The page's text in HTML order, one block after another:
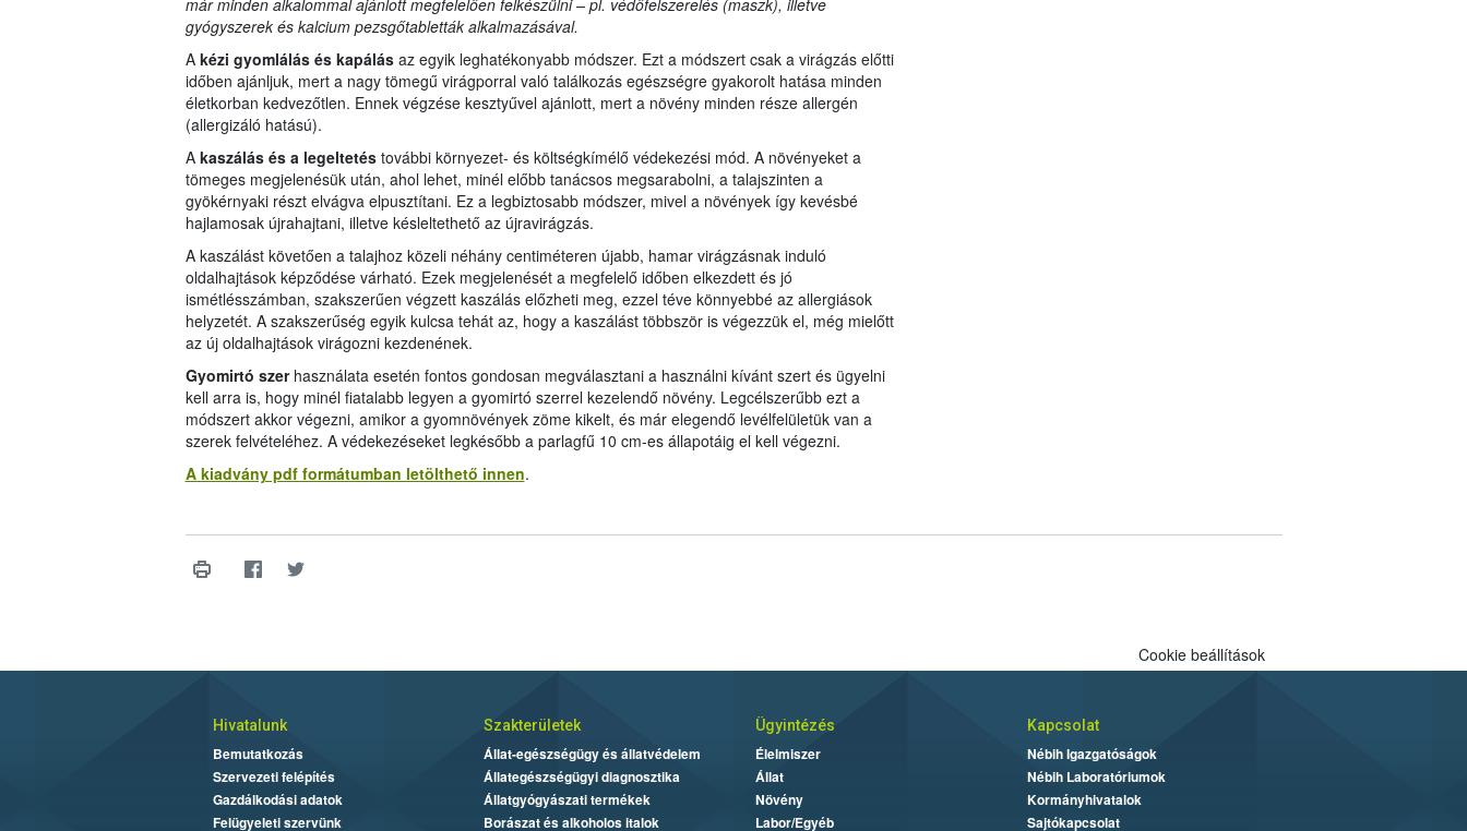
már minden alkalommal ajánlott megfelelően felkészülni – pl. védőfelszerelés (maszk), illetve
gyógyszerek és kalcium pezsgőtabletták alkalmazásával.
A kézi gyomlálás és kapálás az egyik leghatékonyabb módszer. Ezt a módszert csak a virágzás előtti
időben ajánljuk, mert a nagy tömegű virágporral való találkozás egészségre gyakorolt hatása minden
életkorban kedvezőtlen. Ennek végzése kesztyűvel ajánlott, mert a növény minden része allergén
(allergizáló hatású).
A kaszálás és a legeltetés további környezet- és költségkímélő védekezési mód. A növényeket a
tömeges megjelenésük után, ahol lehet, minél előbb tanácsos megsarabolni, a talajszinten a
gyökérnyaki részt elvágva elpusztítani. Ez a legbiztosabb módszer, mivel a növények így kevésbé
hajlamosak újrahajtani, illetve késleltethető az újravirágzás.
A kaszálást követően a talajhoz közeli néhány centiméteren újabb, hamar virágzásnak induló
oldalhajtások képződése várható. Ezek megjelenését a megfelelő időben elkezdett és jó
ismétlésszámban, szakszerűen végzett kaszálás előzheti meg, ezzel téve könnyebbé az allergiások
helyzetét. A szakszerűség egyik kulcsa tehát az, hogy a kaszálást többször is végezzük el, még mielőtt
az új oldalhajtások virágozni kezdenének.
Gyomirtó szer használata esetén fontos gondosan megválasztani a használni kívánt szert és ügyelni
kell arra is, hogy minél fiatalabb legyen a gyomirtó szerrel kezelendő növény. Legcélszerűbb ezt a
módszert akkor végezni, amikor a gyomnövények zöme kikelt, és már elegendő levélfelületük van a
szerek felvételéhez. A védekezéseket legkésőbb a parlagfű 10 cm-es állapotáig el kell végezni.
A kiadvány pdf formátumban letölthető innen.
Cookie beállítások
Hivatalunk
Bemutatkozás
Szervezeti felépítés
Gazdálkodási adatok
Felügyeleti szervünk
Szakterületek
Állat-egészségügy és állatvédelem
Állategészségügyi diagnosztika
Állatgyógyászati termékek
Borászat és alkoholos italok
Ügyintézés
Élelmiszer
Állat
Növény
Labor/Egyéb
Kapcsolat
Nébih Igazgatóságok
Nébih Laboratóriumok
Kormányhivatalok
Sajtókapcsolat